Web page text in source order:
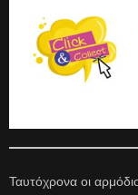
Ταυτόχρονα οι